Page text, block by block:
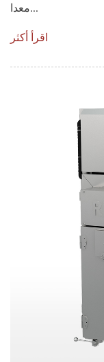
معدا...
اقرأ أكثر